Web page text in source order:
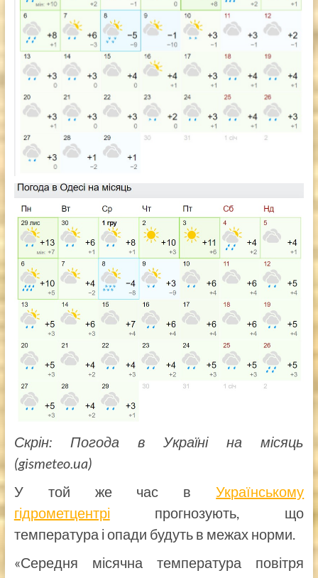
Скрін: Погода в Україні на місяць
(gismeteo.ua)
У той же час вУкраїнському
гідрометцентріпрогнозують, що
температура і опади будуть в межах норми.
«Середня місячна температура повітря